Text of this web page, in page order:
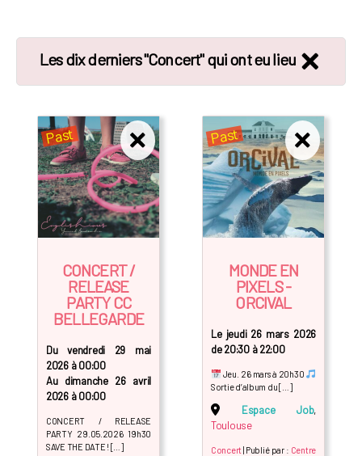
Les dix derniers "Concert" qui ont eu lieu
CONCERT /
RELEASE
PARTY CC
BELLEGARDE
Du vendredi 29 mai
2026 à 00:00
Au dimanche 26 avril
2026 à 00:00
CONCERT / RELEASE
PARTY 29.05.2026 19h30
SAVE THE DATE ! […]
Past
MONDE EN
PIXELS -
ORCIVAL
Le jeudi 26 mars 2026
de 20:30 à 22:00
Jeu. 26 mars à 20h30
Sortie d’album du […]
Espace Job,
Toulouse
Concert| Publié par : Centre
Past